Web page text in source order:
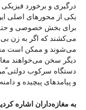
درگیری و برخورد
یکی از محورهای اصلی
برای بخش خصوصی و حتا
می‌کشند که اگر به زن
می‌شوند و ممکن است
دیگر سخن می‌خواهند
دستگاه سرکوب دولتی
و پیامدهای پیچیده و
به مغازه‌داران اشاره